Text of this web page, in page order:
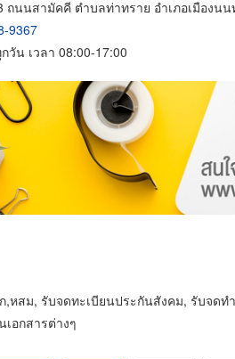
ถนนสามัคคี ตำบลท่าทราย อำเภอเมืองน
9367
วัน เวลา 08:00-17:00
,หสม, รับจดทะเบียนประกันสังคม, รับจด
อกสารต่างๆ